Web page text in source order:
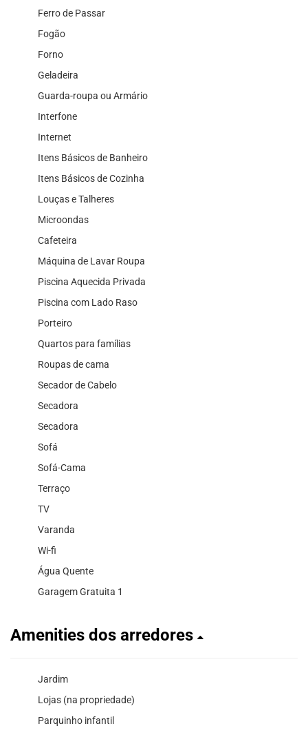
Ferro de Passar
Fogão
Forno
Geladeira
Guarda-roupa ou Armário
Interfone
Internet
Itens Básicos de Banheiro
Itens Básicos de Cozinha
Louças e Talheres
Microondas
Cafeteira
Máquina de Lavar Roupa
Piscina Aquecida Privada
Piscina com Lado Raso
Porteiro
Quartos para famílias
Roupas de cama
Secador de Cabelo
Secadora
Secadora
Sofá
Sofá-Cama
Terraço
TV
Varanda
Wi-fi
Água Quente
Garagem Gratuita 1
Amenities dos arredores
Jardim
Lojas (na propriedade)
Parquinho infantil